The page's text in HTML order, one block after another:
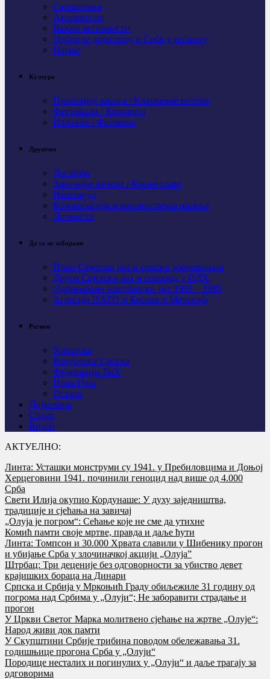
Саопштења
Активности
Важне активности
Одбор за дијаспору и Србе у региону
Најаве
Култура
Промоције књига / Књижевне вечери
Фестивали / Концерти
Изложбе / Филмови
Друштво
Догађаји
Завичајне вечери / Крсне славе
Интервјуи
Колонизација и колонистичка насеља
Личности
Да се не заборави
Први Свјeтски рат и српски добровољци
Други Свјетски рат и геноцид у НДХ
Одбрамбено отаџбински рат 1991 – 1995
Агресија НАТО и Косово и Метохија
Регион
Хрватска
Република Српска
Федерација БиХ
Црна Гора
Остало
Дијаспора
Спорт
Видео
АКТУЕЛНО:
Линта: Усташки монструми су 1941. у Пребиловцима и Доњој
Херцеговини 1941. починили геноцид над више од 4.000
Срба
Свети Илија окупио Кордунаше: У духу заједништва,
традиције и сјећања на завичај
„Олуја је погром“: Сећање које не сме да утихне
Комић памти своје мртве, правда и даље ћути
Линта: Томпсон и 30.000 Хрвата славили у Шибенику прогон
и убијање Срба у злочиначкој акцији „Олуја”
Штрбац: Три деценије без одговорности за убиство девет
крајишких бораца на Динари
Српска и Србија у Мркоњић Граду обиљежиле 31 годину од
погрома над Србима у „Олуји“; Не заборавити страдање и
прогон
У Цркви Светог Марка молитвено сјећање на жртве „Олује“:
Народ живи док памти
У Скупштини Србије трибина поводом обележавања 31.
годишњице прогона Срба у „Олуји“
Породице несталих и погинулих у „Олуји“ и даље трагају за
одговорима